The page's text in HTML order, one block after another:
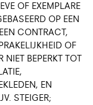
OF EXEMPLARE
OP EEN
CONTRACT,
OF
BEPERKT TOT
EN
STEIGER;